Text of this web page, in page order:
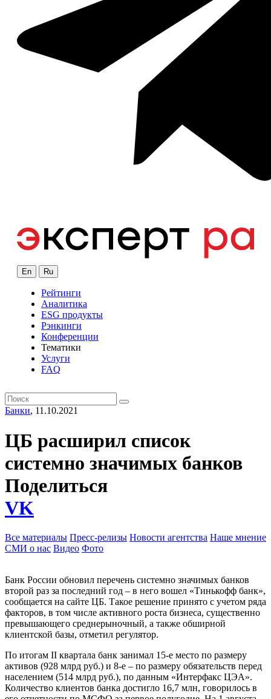
En Ru
Рейтинги
Аналитика
ESG продукты
Рэнкинги
Конференции
Тематики
Услуги
FAQ
Банки, 11.10.2021
ЦБ расширил список
системно значимых банков
Поделиться
VK
Все материалы Пресс-релизы Новости агентства Наше мнение
СМИ о нас Видео Фото
Банк России обновил перечень системно значимых банков
второй раз за последний год – в него вошел «Тинькофф банк»,
сообщается на сайте ЦБ. Такое решение принято с учетом ряда
факторов, в том числе активного роста бизнеса, существенно
превышающего среднерыночный, а также обширной
клиентской базы, отметил регулятор.
По итогам II квартала банк занимал 15-е место по размеру
активов (928 млрд руб.) и 8-е – по размеру обязательств перед
населением (514 млрд руб.), по данным «Интерфакс ЦЭА».
Количество клиентов банка достигло 16,7 млн, говорилось в